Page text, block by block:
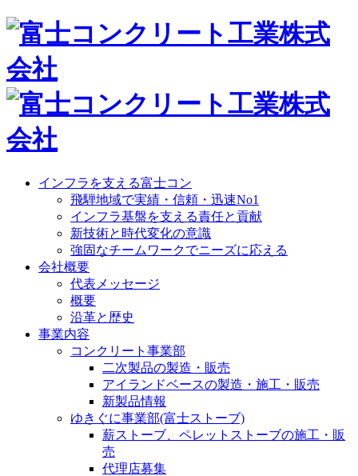
インフラを支える富士コン
飛騨地域で実績・信頼・迅速No1
インフラ基盤を支える責任と貢献
新技術と時代変化の意識
強固なチームワークでニーズに応える
会社概要
代表メッセージ
概要
沿革と歴史
事業内容
コンクリート事業部
二次製品の製造・販売
アイランドベースの製造・施工・販売
新製品情報
ゆきぐに事業部(富士ストーブ)
薪ストーブ、ペレットストーブの施工・販
売
代理店募集